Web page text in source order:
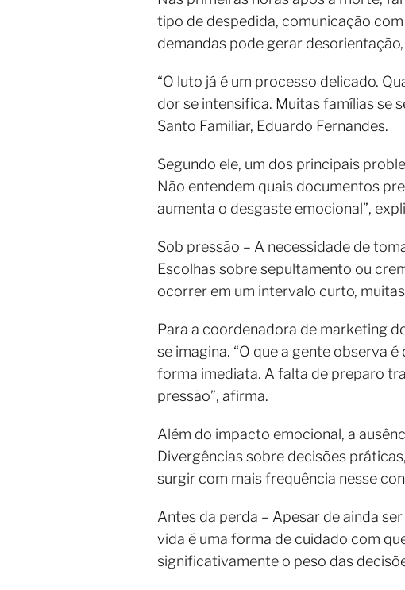
tipo de despedida, comunicação
demandas pode gerar
“O luto já é um processo delicado.
dor se intensifica. Muitas famílias se
Santo Familiar, Eduardo Fernandes.
Segundo ele, um dos principais
Não entendem quais documentos
aumenta o desgaste emocional”,
Sob pressão – A necessidade de
Escolhas sobre sepultamento ou
ocorrer em um intervalo curto,
Para a coordenadora de marketing
se imagina. “O que a gente observa
forma imediata. A falta de preparo
pressão”, afirma.
Além do impacto emocional, a
Divergências sobre decisões
surgir com mais frequência nesse
Antes da perda – Apesar de ainda
vida é uma forma de cuidado com
significativamente o peso das